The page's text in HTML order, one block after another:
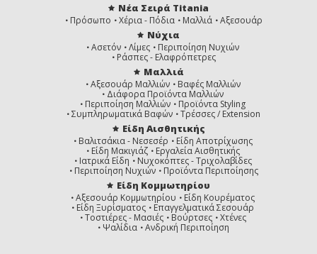
Νέα Σειρά Titania
Πρόσωπο Χέρια - Πόδια Μαλλιά Αξεσουάρ
Νύχια
Ασετόν Λίμες
Περιποίηση Νυχιών
Ράσπες - Ελαφρόπετρες
Μαλλιά
Αξεσουάρ Μαλλιών
Βαφές Μαλλιών
Διάφορα Προϊόντα Μαλλιών
Περιποίηση Μαλλιών
Προϊόντα Styling
Συμπληρωματικά Βαφών
Τρέσσες / Extension
Είδη Αισθητικής
Βαλιτσάκια - Νεσεσέρ
Είδη Αποτρίχωσης
Είδη Μακιγιάζ
Εργαλεία Αισθητικής
Ιατρικά Είδη
Νυχοκόπτες - Τριχολαβίδες
Περιποίηση Νυχιών
Προϊόντα Περιποίησης
Είδη Κομμωτηρίου
Αξεσουάρ Κομμωτηρίου
Είδη Κουρέματος
Είδη Ξυρίσματος
Επαγγελματικά Σεσουάρ
Τοστιέρες - Μασιές
Βούρτσες
Χτένες
Ψαλίδια
Ανδρική Περιποίηση